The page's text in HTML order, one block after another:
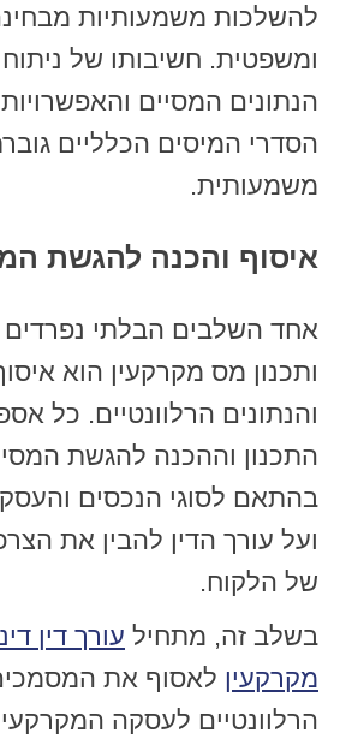
להשלכות משמעותיות
ומשפטית. חשיבותו של
הנתונים המסיים
הסדרי המיסים הכלליים
משמעותית.
איסוף והכנה להגשת
אחד השלבים הבלתי נפרדים
ותכנון מס מקרקעין הוא
והנתונים הרלוונטיים. כל
התכנון וההכנה להגשת
בהתאם לסוגי הנכסים
ועל עורך הדין להבין את
של הלקוח.
בשלב זה, מתחיל עורך דין
מקרקעין לאסוף את
הרלוונטיים לעסקה